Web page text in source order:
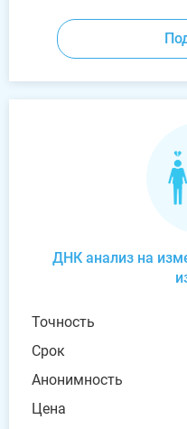
ДНК анализ на
Точность
Срок
Анонимность
Цена